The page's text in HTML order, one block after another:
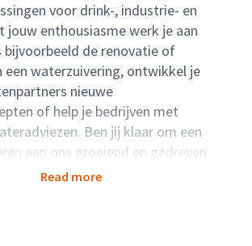
voor drink-, industrie- en
jouw enthousiasme werk je aan
bijvoorbeeld de renovatie of
een waterzuivering, ontwikkel je
nieuwe
of help je bedrijven met
Ben jij klaar om een
aan ons groeiend en gedreven
Read more